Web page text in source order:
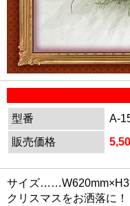
型番
A-
販売価格
サイズ
クリスマスをお洒落に！